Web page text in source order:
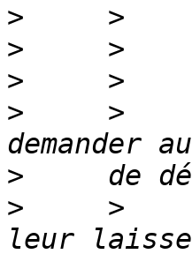
>
>
>
>
>
>
>
>